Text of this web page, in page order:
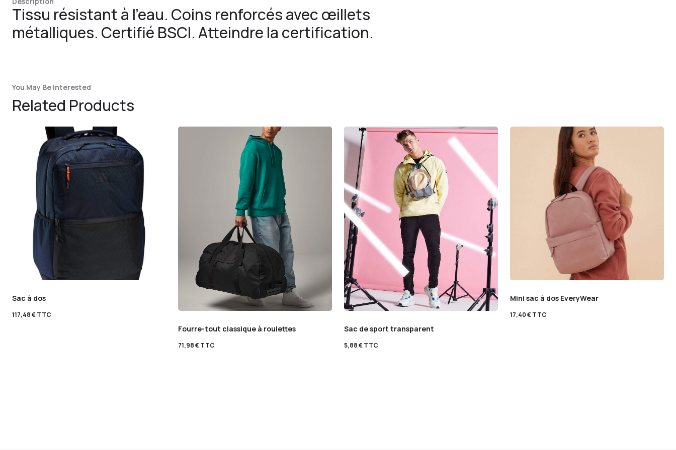
Tissu résistant à l’eau. Coins renforcés avec œillets
métalliques. Certifié BSCI. Atteindre la certification.
You May Be Interested
Related Products
Sac à dos
117,48€TTC
Fourre-tout classique à roulettes
71,98€TTC
Sac de sport transparent
5,88€TTC
Mini sac à dos EveryWear
17,40€TTC